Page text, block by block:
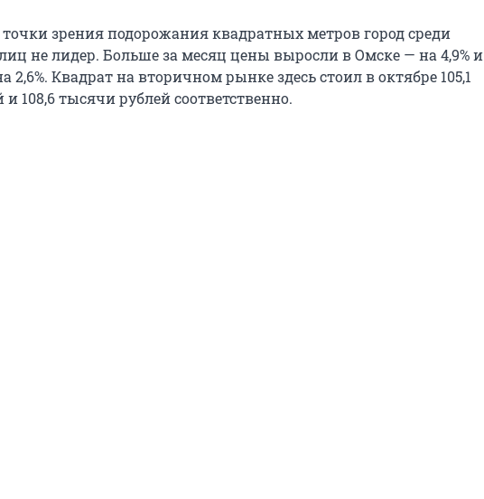
точки зрения подорожания квадратных метров город среди
не лидер. Больше за месяц цены выросли в Омске — на 4,9% и
2,6%. Квадрат на вторичном рынке здесь стоил в октябре 105,1
108,6 тысячи рублей соответственно.